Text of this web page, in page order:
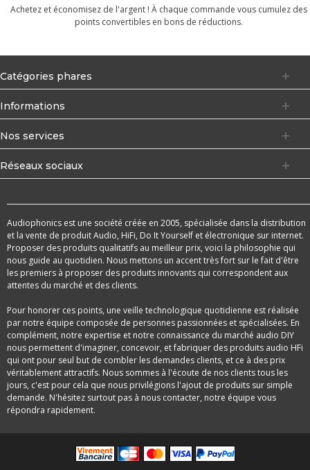
Achetez et économisez de l'argent ! À chaque commande vous cumulez des
points convertibles en bons de réductions.
Catégories phares
Informations
Nos services
Réseaux sociaux
Audiophonics est une société créée en 2005, spécialisée dans la distribution
et la vente de produit Audio, HiFi, Do It Yourself et électronique sur internet.
Proposer des produits qualitatifs au meilleur prix, voici la philosophie qui
nous guide au quotidien. Nous mettons un accent très fort sur le fait d'être
les premiers à proposer des produits innovants qui correspondent aux
attentes du marché et des clients.
Pour honorer ces points, une veille technologique quotidienne est réalisée
par notre équipe composée de personnes passionnées et spécialisées. En
complément, notre expertise et notre connaissance du marché audio DIY
nous permettent d'imaginer, concevoir, et fabriquer des produits audio HFi
qui ont pour seul but de combler les demandes clients, et ce à des prix
véritablement attractifs. Nous sommes à l'écoute de nos clients tous les
jours, c'est pour cela que nous privilégions l'ajout de produits sur simple
demande. N'hésitez surtout pas à nous contacter, notre équipe vous
répondra rapidement.